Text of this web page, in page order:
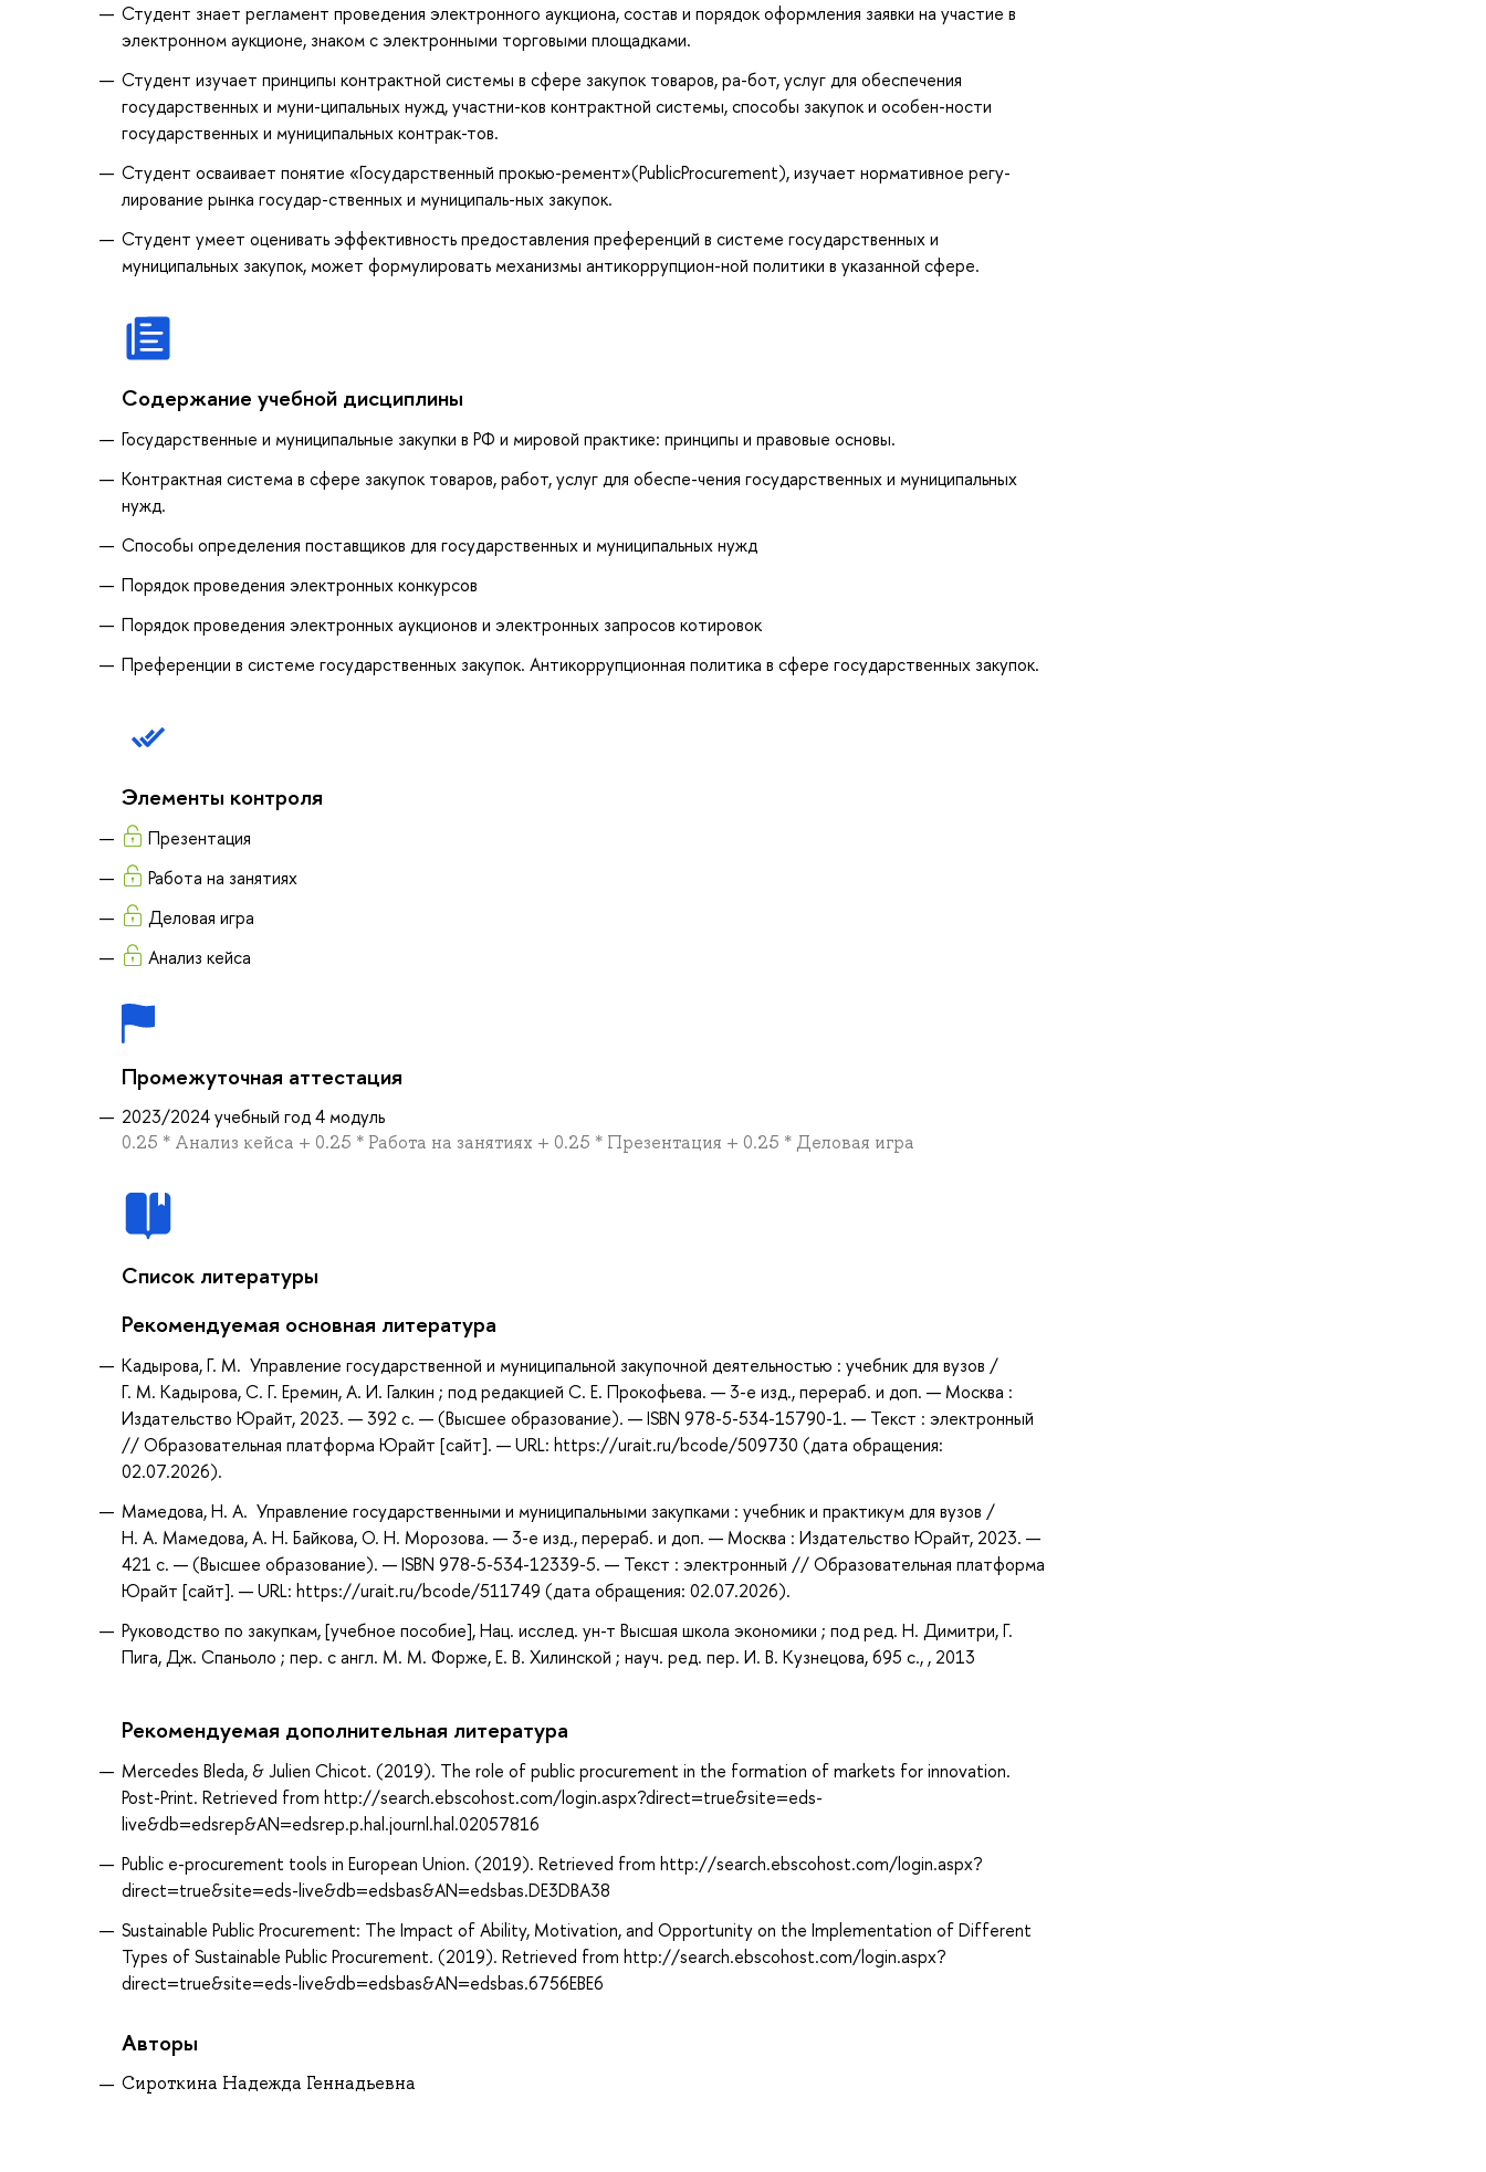
Студент знает регламент проведения электронного аукциона, состав и порядок оформления заявки на участие в
электронном аукционе, знаком с электронными торговыми площадками.
Студент изучает принципы контрактной системы в сфере закупок товаров, ра-бот, услуг для обеспечения
государственных и муни-ципальных нужд, участни-ков контрактной системы, способы закупок и особен-ности
государственных и муниципальных контрак-тов.
Студент осваивает понятие «Государственный прокью-ремент»(PublicProcurement), изучает нормативное регу-
лирование рынка государ-ственных и муниципаль-ных закупок.
Студент умеет оценивать эффективность предоставления преференций в системе государственных и
муниципальных закупок, может формулировать механизмы антикоррупцион-ной политики в указанной сфере.
Содержание учебной дисциплины
Государственные и муниципальные закупки в РФ и мировой практике: принципы и правовые основы.
Контрактная система в сфере закупок товаров, работ, услуг для обеспе-чения государственных и муниципальных
нужд.
Способы определения поставщиков для государственных и муниципальных нужд
Порядок проведения электронных конкурсов
Порядок проведения электронных аукционов и электронных запросов котировок
Преференции в системе государственных закупок. Антикоррупционная политика в сфере государственных закупок.
Элементы контроля
Презентация
Работа на занятиях
Деловая игра
Анализ кейса
Промежуточная аттестация
2023/2024 учебный год 4 модуль
0.25 * Анализ кейса + 0.25 * Работа на занятиях + 0.25 * Презентация + 0.25 * Деловая игра
Список литературы
Рекомендуемая основная литература
Кадырова, Г. М. Управление государственной и муниципальной закупочной деятельностью : учебник для вузов /
Г. М. Кадырова, С. Г. Еремин, А. И. Галкин ; под редакцией С. Е. Прокофьева. — 3-е изд., перераб. и доп. — Москва :
Издательство Юрайт, 2023. — 392 с. — (Высшее образование). — ISBN 978-5-534-15790-1. — Текст : электронный
// Образовательная платформа Юрайт [сайт]. — URL: https://urait.ru/bcode/509730 (дата обращения:
02.07.2026).
Мамедова, Н. А. Управление государственными и муниципальными закупками : учебник и практикум для вузов /
Н. А. Мамедова, А. Н. Байкова, О. Н. Морозова. — 3-е изд., перераб. и доп. — Москва : Издательство Юрайт, 2023. —
421 с. — (Высшее образование). — ISBN 978-5-534-12339-5. — Текст : электронный // Образовательная платформа
Юрайт [сайт]. — URL: https://urait.ru/bcode/511749 (дата обращения: 02.07.2026).
Руководство по закупкам, [учебное пособие], Нац. исслед. ун-т Высшая школа экономики ; под ред. Н. Димитри, Г.
Пига, Дж. Спаньоло ; пер. с англ. М. М. Форже, Е. В. Хилинской ; науч. ред. пер. И. В. Кузнецова, 695 с., , 2013
Рекомендуемая дополнительная литература
Mercedes Bleda, & Julien Chicot. (2019). The role of public procurement in the formation of markets for innovation.
Post-Print. Retrieved from http://search.ebscohost.com/login.aspx?direct=true&site=eds-
live&db=edsrep&AN=edsrep.p.hal.journl.hal.02057816
Public e-procurement tools in European Union. (2019). Retrieved from http://search.ebscohost.com/login.aspx?
direct=true&site=eds-live&db=edsbas&AN=edsbas.DE3DBA38
Sustainable Public Procurement: The Impact of Ability, Motivation, and Opportunity on the Implementation of Different
Types of Sustainable Public Procurement. (2019). Retrieved from http://search.ebscohost.com/login.aspx?
direct=true&site=eds-live&db=edsbas&AN=edsbas.6756EBE6
Авторы
Сироткина Надежда Геннадьевна